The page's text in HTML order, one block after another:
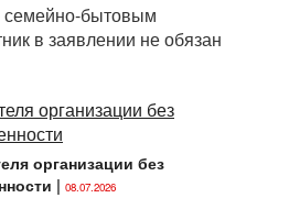
семейно-бытовым
в заявлении не обязан
организации без
| 08.07.2026